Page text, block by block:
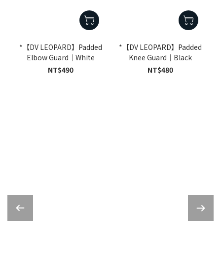
*【DV LEOPARD】Padded
Elbow Guard｜White
NT$490
*【DV LEOPARD】Padded
Knee Guard｜Black
NT$480